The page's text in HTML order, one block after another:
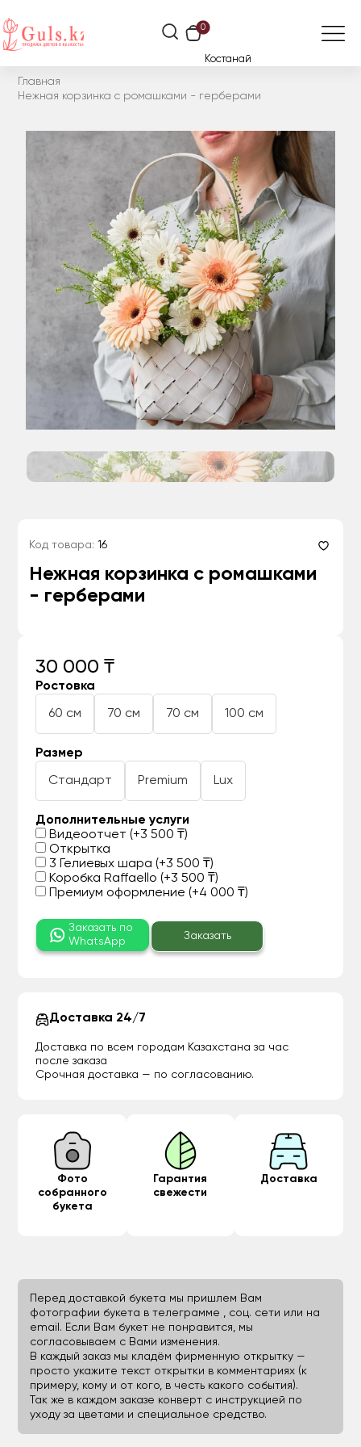
0
Костанай
Главная
Нежная корзинка с ромашками - герберами
Код товара: 16
Нежная корзинка с ромашками
- герберами
30 000 ₸
Ростовка
60 см 70 см 70 см 100 см
Размер
Стандарт Premium Lux
Дополнительные услуги
Видеоотчет (+3 500 ₸)
Открытка
3 Гелиевых шара (+3 500 ₸)
Коробка Raffaello (+3 500 ₸)
Премиум оформление (+4 000 ₸)
Заказать по
WhatsApp
Заказать
Доставка 24/7
Доставка по всем городам Казахстана за час
после заказа
Срочная доставка — по согласованию.
Фото
собранного
букета
Гарантия
свежести
Доставка
Перед доставкой букета мы пришлем Вам
фотографии букета в телеграмме , соц. сети или на
email. Если Вам букет не понравится, мы
согласовываем с Вами изменения.
В каждый заказ мы кладём фирменную открытку —
просто укажите текст открытки в комментариях (к
примеру, кому и от кого, в честь какого события).
Так же в каждом заказе конверт с инструкцией по
уходу за цветами и специальное средство.